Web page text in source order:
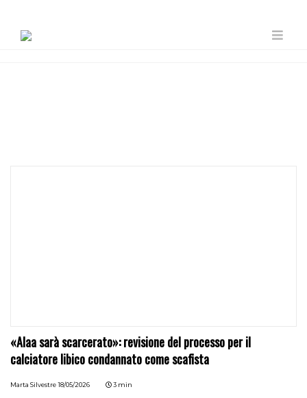
«Alaa sarà scarcerato»: revisione del processo per il
calciatore libico condannato come scafista
Marta Silvestre 18/05/2026 3 min